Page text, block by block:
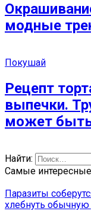
модные
Покушай
Рецепт
выпечки.
может
Найти:
Самые
Паразиты
хлебнуть